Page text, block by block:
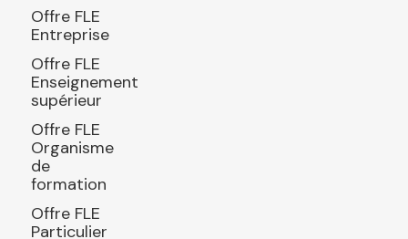
Offre FLE
Entreprise
Offre FLE
Enseignement
supérieur
Offre FLE
Organisme
de
formation
Offre FLE
Particulier